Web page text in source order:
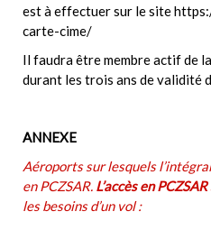
est à effectuer sur le site
carte-cime/
Il faudra être membre actif de
durant les trois ans de validité
ANNEXE
Aéroports sur lesquels
en PCZSAR. L’accès en
les besoins d’un vol :